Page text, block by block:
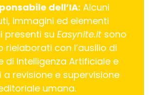
dell’IA: Alcuni
immagini ed elementi
presenti su Easynite.itsono
rielaborati con l’ausilio di
di Intelligenza Artificiale e
revisione e supervisione
umana.